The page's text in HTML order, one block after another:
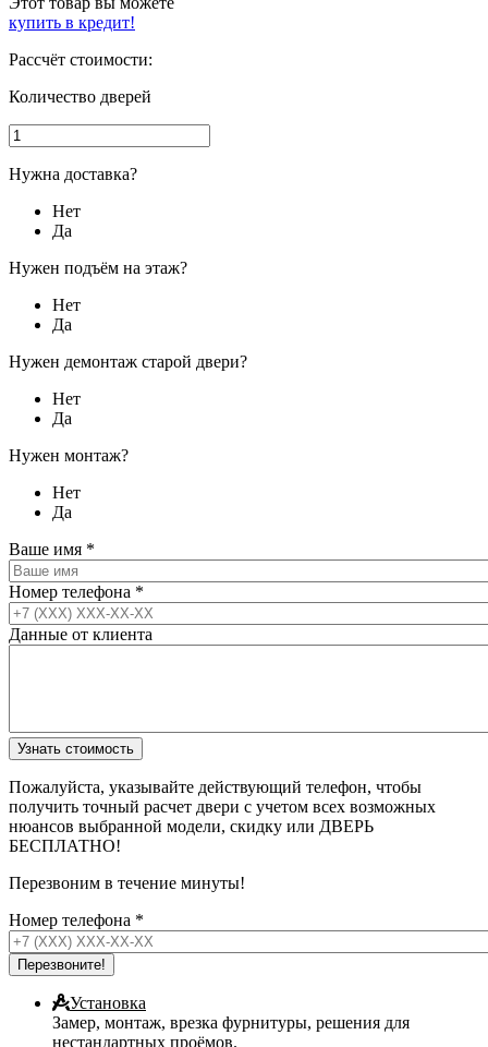
купить в кредит!
Рассчёт стоимости:
Количество дверей
Нужна доставка?
Нет
Да
Нужен подъём на этаж?
Нет
Да
Нужен демонтаж старой двери?
Нет
Да
Нужен монтаж?
Нет
Да
Ваше имя *
Номер телефона *
Данные от клиента
Пожалуйста, указывайте действующий телефон, чтобы
получить точный расчет двери с учетом всех возможных
нюансов выбранной модели, скидку или ДВЕРЬ
БЕСПЛАТНО!
Перезвоним в течение минуты!
Номер телефона *
Установка
Замер, монтаж, врезка фурнитуры, решения для
нестандартных проёмов.